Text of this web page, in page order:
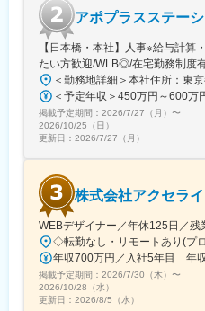
フレキシブルスタイルワーク
「効率的で生産性の高い業務
う考え方で、より柔軟な働
フレックスタイム制：コアタ
を採用しています。
変更の範囲：会社の定める業
アポプラスステー
【日本橋・本社】人事※給与計
たい方歓迎/WLB◎/在宅勤務制度
掲載予定期間： 2026/7/27（月） 〜
2026/10/25（日）
更新日： 2026/7/27（月）
株式会社アクセラ
WEBデザイナー／年休125日／残
年収700万円／入社5年目 年
掲載予定期間： 2026/7/30（木） 〜
2026/10/28（水）
更新日： 2026/8/5（水）